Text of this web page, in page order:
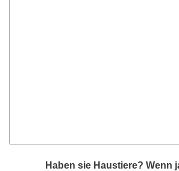
Haben sie Haustiere? Wenn